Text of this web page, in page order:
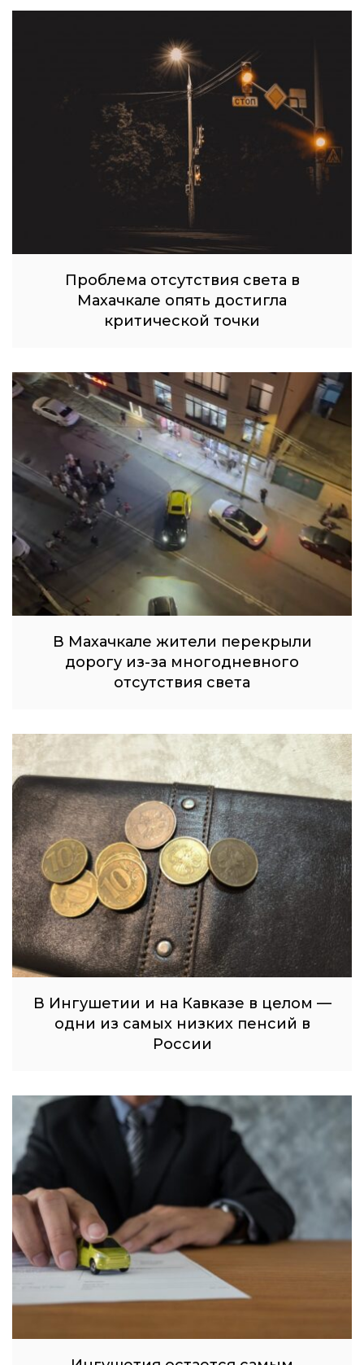
Проблема отсутствия света в
Махачкале опять достигла
критической точки
В Махачкале жители перекрыли
дорогу из-за многодневного
отсутствия света
В Ингушетии и на Кавказе в целом —
одни из самых низких пенсий в
России